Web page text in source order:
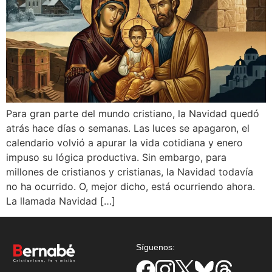
Para gran parte del mundo cristiano, la Navidad quedó
atrás hace días o semanas. Las luces se apagaron, el
calendario volvió a apurar la vida cotidiana y enero
impuso su lógica productiva. Sin embargo, para
millones de cristianos y cristianas, la Navidad todavía
no ha ocurrido. O, mejor dicho, está ocurriendo ahora.
La llamada Navidad […]
Síguenos: